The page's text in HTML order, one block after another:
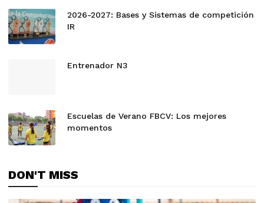
2026-2027: Bases y Sistemas de competición
IR
Entrenador N3
Escuelas de Verano FBCV: Los mejores
momentos
DON'T MISS
ANUNCIO DE ENTRENADORES
APP
MI FBCV
TABLÓN DE ANUNCIOS